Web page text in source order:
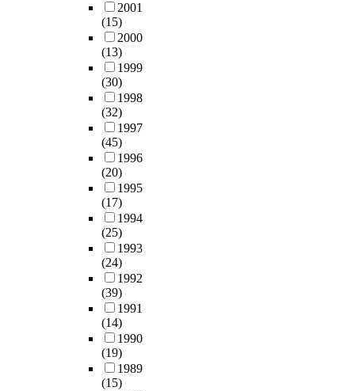
2001
(15)
2000
(13)
1999
(30)
1998
(32)
1997
(45)
1996
(20)
1995
(17)
1994
(25)
1993
(24)
1992
(39)
1991
(14)
1990
(19)
1989
(15)